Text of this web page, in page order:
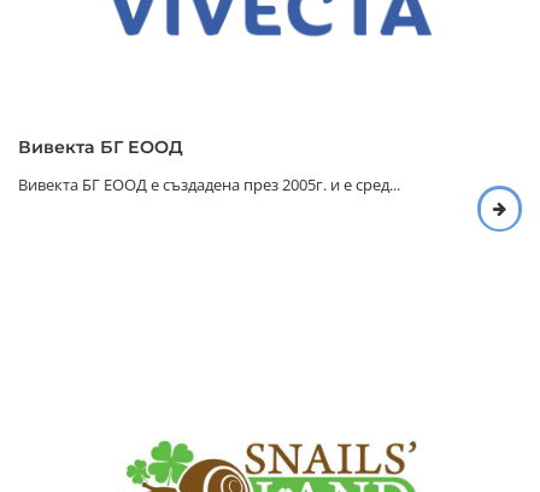
Вивекта БГ ЕООД
Вивекта БГ ЕООД е създадена през 2005г. и е сред...